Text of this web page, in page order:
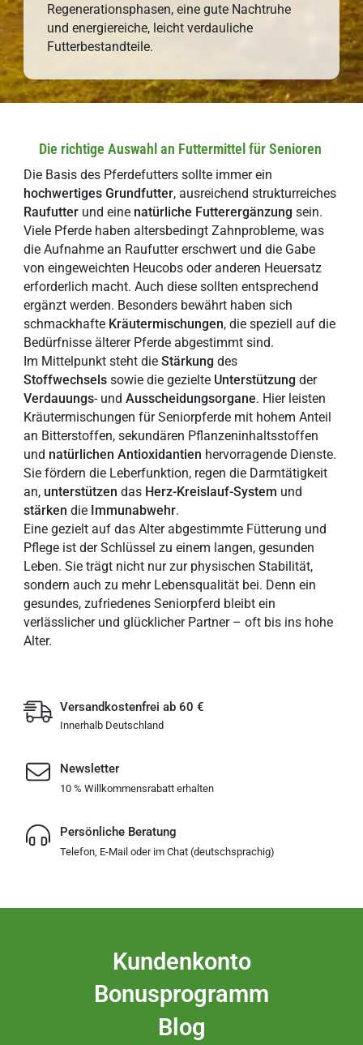
Regenerationsphasen, eine gute Nachtruhe
und energiereiche, leicht verdauliche
Futterbestandteile.
Die richtige Auswahl an Futtermittel für Senioren
Die Basis des Pferdefutters sollte immer ein
hochwertigesGrundfutter, ausreichend strukturreiches
Raufutter und eine natürliche Futterergänzungsein.
Viele Pferde haben altersbedingt Zahnprobleme, was
die Aufnahme an Raufutter erschwert und die Gabe
von eingeweichten Heucobs oder anderen Heuersatz
erforderlich macht. Auch diese sollten entsprechend
ergänzt werden. Besonders bewährt haben sich
schmackhafte Kräutermischungen, die speziell auf die
Bedürfnisse älterer Pferde abgestimmt sind.
Im Mittelpunkt steht dieStärkungdes
Stoffwechselssowie die gezielte Unterstützungder
Verdauungs- undAusscheidungsorgane. Hier leisten
Kräutermischungen für Seniorpferde mit hohem Anteil
an Bitterstoffen, sekundären Pflanzeninhaltsstoffen
und natürlichenAntioxidantien hervorragende Dienste.
Sie fördern die Leberfunktion, regen die Darmtätigkeit
an, unterstützendas Herz-Kreislauf-System und
stärkendie Immunabwehr.
Eine gezielt auf das Alter abgestimmte Fütterung und
Pflege ist der Schlüssel zu einem langen, gesunden
Leben. Sie trägt nicht nur zur physischen Stabilität,
sondern auch zu mehr Lebensqualität bei. Denn ein
gesundes, zufriedenes Seniorpferd bleibt ein
verlässlicher und glücklicher Partner – oft bis ins hohe
Alter.
Versandkostenfrei ab 60 €
Innerhalb Deutschland
Newsletter
10 % Willkommensrabatt erhalten
Persönliche Beratung
Telefon, E-Mail oder im Chat (deutschsprachig)
Kundenkonto
Bonusprogramm
Blog